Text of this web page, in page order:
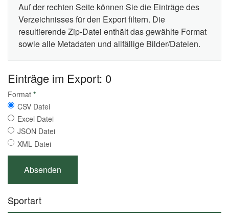
Auf der rechten Seite können Sie die Einträge des
Verzeichnisses für den Export filtern. Die
resultierende Zip-Datei enthält das gewählte Format
sowie alle Metadaten und allfällige Bilder/Dateien.
Einträge im Export: 0
Format *
CSV Datei
Excel Datei
JSON Datei
XML Datei
Sportart